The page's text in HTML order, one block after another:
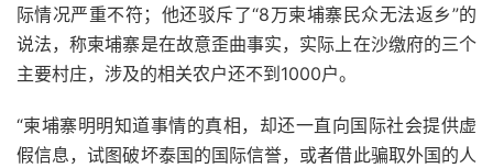
际情况严重不符；他还驳斥了“8万柬埔寨民众无法返乡”的
说法，称柬埔寨是在故意歪曲事实，实际上在沙缴府的三个
主要村庄，涉及的相关农户还不到1000户。
“柬埔寨明明知道事情的真相，却还一直向国际社会提供虚
假信息，试图破坏泰国的国际信誉，或者借此骗取外国的人